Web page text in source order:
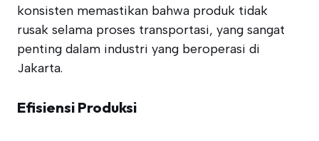
konsisten memastikan bahwa produk tidak
rusak selama proses transportasi, yang sangat
penting dalam industri yang beroperasi di
Jakarta.
Efisiensi Produksi